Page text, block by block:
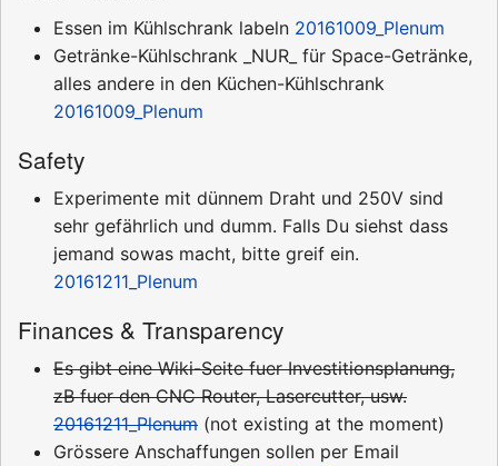
Essen im Kühlschrank labeln 20161009_Plenum
Getränke-Kühlschrank _NUR_ für Space-Getränke,
alles andere in den Küchen-Kühlschrank
20161009_Plenum
Safety
Experimente mit dünnem Draht und 250V sind
sehr gefährlich und dumm. Falls Du siehst dass
jemand sowas macht, bitte greif ein.
20161211_Plenum
Finances & Transparency
Es gibt eine Wiki-Seite fuer Investitionsplanung,
zB fuer den CNC Router, Lasercutter, usw.
20161211_Plenum (not existing at the moment)
Grössere Anschaffungen sollen per Email